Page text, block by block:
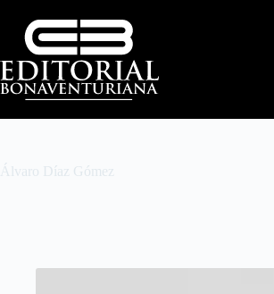
Álvaro Díaz Gómez